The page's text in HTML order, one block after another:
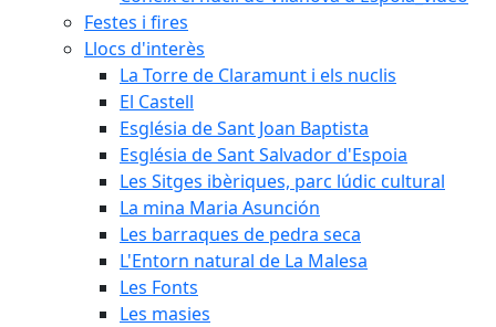
Festes i fires
Llocs d'interès
La Torre de Claramunt i els nuclis
El Castell
Església de Sant Joan Baptista
Església de Sant Salvador d'Espoia
Les Sitges ibèriques, parc lúdic cultural
La mina Maria Asunción
Les barraques de pedra seca
L'Entorn natural de La Malesa
Les Fonts
Les masies